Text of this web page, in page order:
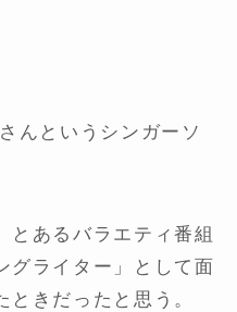
んというシンガーソ
とあるバラエティ番組
グライター」として面
きだったと思う。